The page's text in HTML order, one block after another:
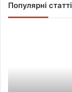
Популярні статті